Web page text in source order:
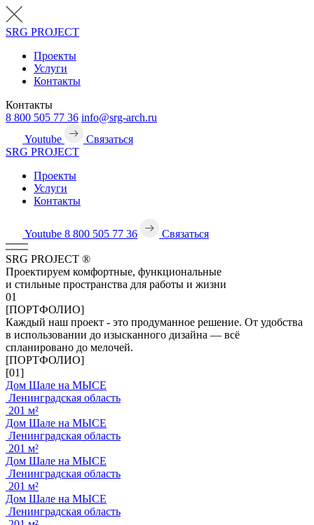
SRG PROJECT
Проекты
Услуги
Контакты
Контакты
8 800 505 77 36 info@srg-arch.ru
Youtube
Связаться
SRG PROJECT
Проекты
Услуги
Контакты
Youtube 8 800 505 77 36 Связаться
SRG PROJECT ®
Проектируем комфортные, функциональные
и стильные пространства для работы и жизни
01
[ПОРТФОЛИО]
Каждый наш проект - это продуманное решение. От удобства
в использовании до изысканного дизайна — всё
спланировано до мелочей.
[ПОРТФОЛИО]
[01]
Дом Шале на МЫСЕ
Ленинградская область
201 м²
Дом Шале на МЫСЕ
Ленинградская область
201 м²
Дом Шале на МЫСЕ
Ленинградская область
201 м²
Дом Шале на МЫСЕ
Ленинградская область